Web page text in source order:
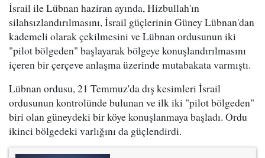
İsrail ile Lübnan haziran ayında, Hizbullah'ın
silahsızlandırılmasını, İsrail güçlerinin Güney Lübnan'dan
kademeli olarak çekilmesini ve Lübnan ordusunun iki
"pilot bölgeden" başlayarak bölgeye konuşlandırılmasını
içeren bir çerçeve anlaşma üzerinde mutabakata varmıştı.
Lübnan ordusu, 21 Temmuz'da dış kesimleri İsrail
ordusunun kontrolünde bulunan ve ilk iki "pilot bölgeden"
biri olan güneydeki bir köye konuşlanmaya başladı. Ordu
ikinci bölgedeki varlığını da güçlendirdi.